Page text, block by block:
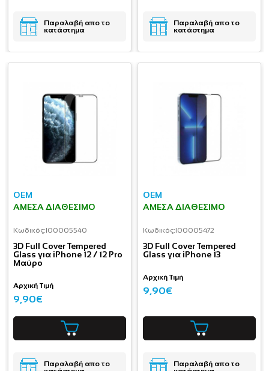
Παραλαβή απο το
κατάστημα
Παραλαβή απο το
κατάστημα
OEM
ΆΜΕΣΑ ΔΙΑΘΈΣΙΜΟ
Κωδικός:I00005540
3D Full Cover Tempered
Glass για iPhone 12 / 12 Pro
Μαύρο
Αρχική Τιμή
9,90€
Παραλαβή απο το
OEM
ΆΜΕΣΑ ΔΙΑΘΈΣΙΜΟ
Κωδικός:I00005472
3D Full Cover Tempered
Glass για iPhone 13
Αρχική Τιμή
9,90€
Παραλαβή απο το